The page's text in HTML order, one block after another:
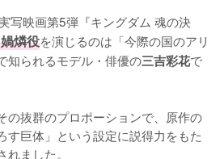
写映画第5弾『キングダム 魂の決
燐役を演じるのは「今際の国のアリ
知られるモデル・俳優の三吉彩花で
の抜群のプロポーションで、原作の
す巨体」という設定に説得力をもた
ました。